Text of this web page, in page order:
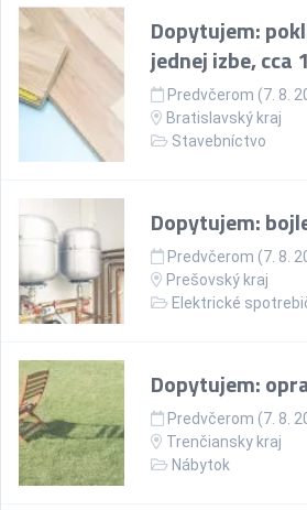
Dopytujem:
jednej izbe, cca
Predvčerom (7. 8.
Bratislavský kraj
Stavebníctvo
Dopytujem:
Predvčerom (7. 8.
Prešovský kraj
Elektrické
Dopytujem:
Predvčerom (7. 8.
Trenčiansky kraj
Nábytok